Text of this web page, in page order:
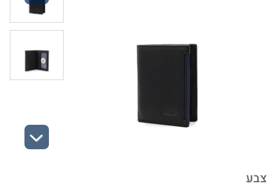
צבע
Previous
Next